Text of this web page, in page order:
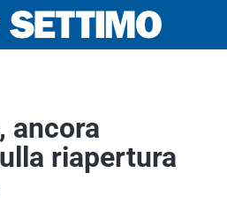
ancora
riapertura